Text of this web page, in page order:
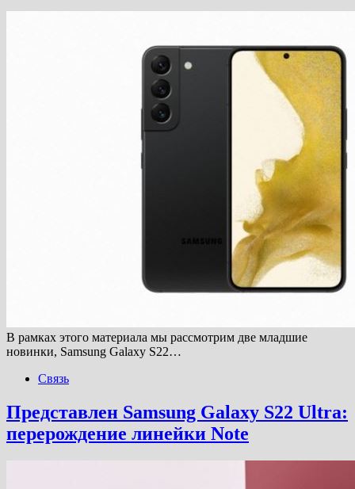
В рамках этого материала мы рассмотрим две младшие
новинки, Samsung Galaxy S22…
Связь
Представлен Samsung Galaxy S22 Ultra:
перерождение линейки Note